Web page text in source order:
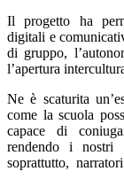
Il progetto ha
digitali e
di gruppo,
l’apertura
Ne è scaturita
come la scuola
capace di
rendendo i
soprattutto,